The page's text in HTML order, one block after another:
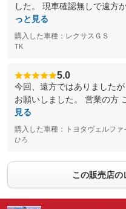
した。 現車確認無しで遠方
っと見る
購入した車種：レクサスＧＳ
TK
5.0
今回、遠方ではありました
お願いしました。 営業の方
見る
購入した車種：トヨタヴェルファ
ひろ
この販売店の